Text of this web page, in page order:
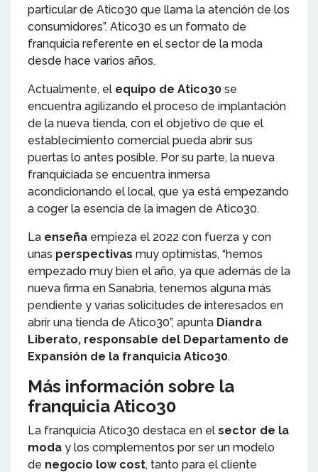
particular de Atico30 que llama la atención de los
consumidores”. Atico30 es un formato de
franquicia referente en el sector de la moda
desde hace varios años.
Actualmente, el equipo de Atico30 se
encuentra agilizando el proceso de implantación
de la nueva tienda, con el objetivo de que el
establecimiento comercial pueda abrir sus
puertas lo antes posible. Por su parte, la nueva
franquiciada se encuentra inmersa
acondicionando el local, que ya está empezando
a coger la esencia de la imagen de Atico30.
La enseña empieza el 2022 con fuerza y con
unas perspectivas muy optimistas, “hemos
empezado muy bien el año, ya que además de la
nueva firma en Sanabria, tenemos alguna más
pendiente y varias solicitudes de interesados en
abrir una tienda de Atico30”, apunta Diandra
Liberato, responsable del Departamento de
Expansión de la franquicia Atico30.
Más información sobre la
franquicia Atico30
La franquicia Atico30 destaca en el sector de la
moda y los complementos por ser un modelo
de negocio low cost, tanto para el cliente